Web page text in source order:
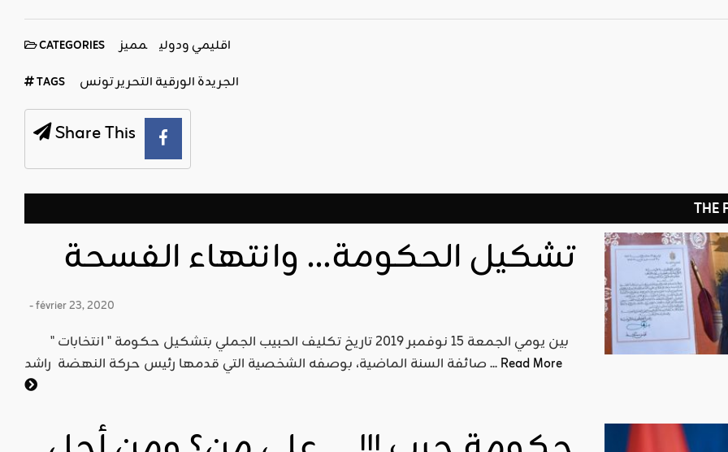
CATEGORIES اقليمي ودولي مميز
TAGS الجريدة الورقية التحرير تونس
Share This
THE
تشكيل الحكومة… وانتهاء الفسحة
- février 23, 2020
بين يومي الجمعة 15 نوفمبر 2019 تاريخ تكليف الحبيب الجملي بتشكيل حكومة " انتخابات "
صائفة السنة الماضية، بوصفه الشخصية التي قدمها رئيس حركة النهضة راشد ...Read More